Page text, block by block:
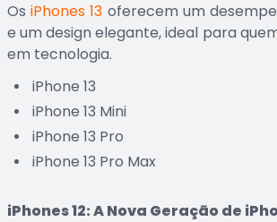
OsiPhones 13 oferecem um
e um design elegante, ideal para
em tecnologia.
iPhone 13
iPhone 13 Mini
iPhone 13 Pro
iPhone 13 Pro Max
iPhones 12: A Nova Geração de